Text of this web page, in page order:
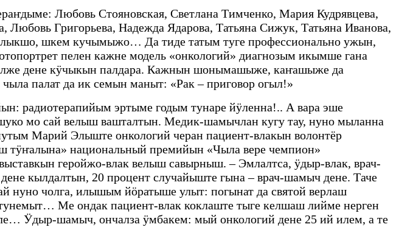
Любовь Стояновская, Светлана Тимченко, Мария Кудрявцева,
Любовь Григорьева, Надежда Ядарова, Татьяна Сижук, Татьяна Иванова,
шкем кучымыжо… Да тиде татым туге профессионально ужын,
пелен кажне модель «онкологий» диагнозым икымше гана
дене кӱчыкын палдара. Кажнын шонымашыже, каҥашыже да
палат да ик семын маныт: «Рак – приговор огыл!»
радиотерапийым эртыме годым тунаре йӱленна!.. А вара эше
мо сай велыш вашталтын. Медик-шамычлан кугу тау, нуно мыланна
Марий Элыште онкологий черан пациент-влакын волонтёр
национальный премийын «Чыла вере чемпион»
геройжо-влак велыш савырныш. – Эмлалтса, ӱдыр-влак, врач-
кылдалтын, 20 процент случайыште гына – врач-шамыч дене. Таче
чолга, илышым йӧратыше улыт: погынат да святой верлаш
Ме ондак пациент-влак коклаште тыге келшаш лийме нерген
Ӱдыр-шамыч, ончалза ӱмбакем: мый онкологий дене 25 ий илем, а те